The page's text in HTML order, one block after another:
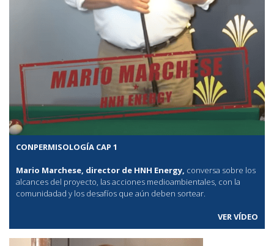
CONPERMISOLOGÍA CAP 1
Mario Marchese, director de HNH Energy, conversa sobre los
alcances del proyecto, las acciones medioambientales, con la
comunidadad y los desafíos que aún deben sortear.
VER VÍDEO